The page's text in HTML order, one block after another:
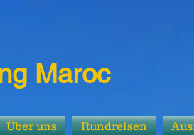
Maroc
Über uns Rundreisen